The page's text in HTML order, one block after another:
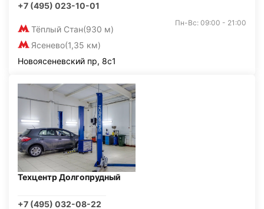
+7 (495) 023-10-01
Тёплый Стан(930 м)
Ясенево(1,35 км)
Пн-Вс: 09:00 - 21:00
Новоясеневский пр, 8с1
Техцентр Долгопрудный
+7 (495) 032-08-22